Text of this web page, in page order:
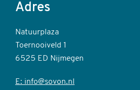
Adres
Natuurplaza
Toernooiveld 1
6525 ED Nijmegen
E: info@sovon.nl